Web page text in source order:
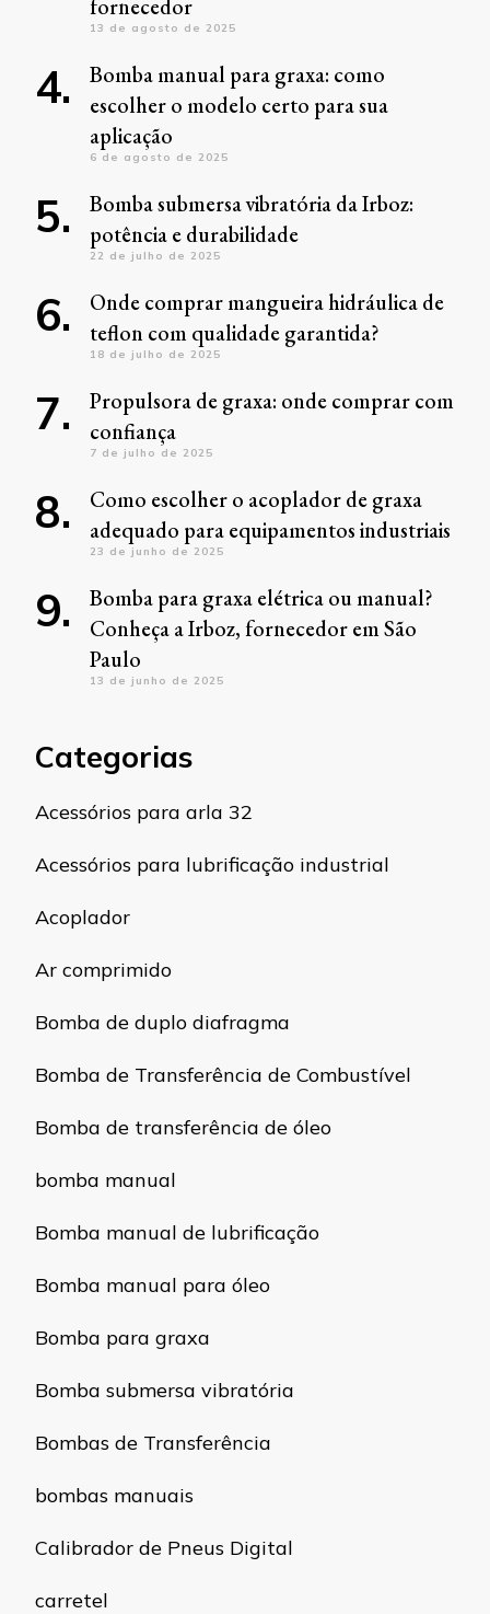
fornecedor
13 de agosto de 2025
Bomba manual para graxa: como
escolher o modelo certo para sua
aplicação
6 de agosto de 2025
Bomba submersa vibratória da Irboz:
potência e durabilidade
22 de julho de 2025
Onde comprar mangueira hidráulica de
teflon com qualidade garantida?
18 de julho de 2025
Propulsora de graxa: onde comprar com
confiança
7 de julho de 2025
Como escolher o acoplador de graxa
adequado para equipamentos industriais
23 de junho de 2025
Bomba para graxa elétrica ou manual?
Conheça a Irboz, fornecedor em São
Paulo
13 de junho de 2025
Categorias
Acessórios para arla 32
Acessórios para lubrificação industrial
Acoplador
Ar comprimido
Bomba de duplo diafragma
Bomba de Transferência de Combustível
Bomba de transferência de óleo
bomba manual
Bomba manual de lubrificação
Bomba manual para óleo
Bomba para graxa
Bomba submersa vibratória
Bombas de Transferência
bombas manuais
Calibrador de Pneus Digital
carretel